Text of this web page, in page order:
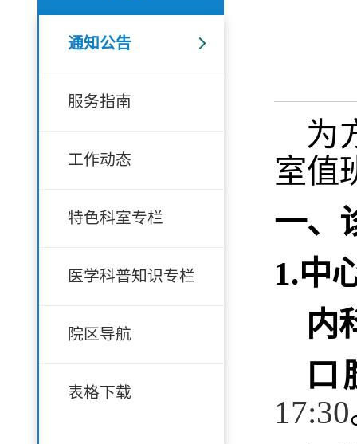
通知公告
服务指南
工作动态
特色科室专栏
医学科普知识专栏
院区导航
表格下载
为
室值
一、
1.中
内
17:30